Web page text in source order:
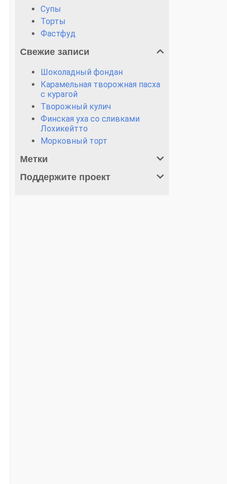
Супы
Торты
Фастфуд
Свежие записи
Шоколадный фондан
Карамельная творожная пасха
с курагой
Творожный кулич
Финская уха со сливками
Лохикейтто
Морковный торт
Метки
Поддержите проект